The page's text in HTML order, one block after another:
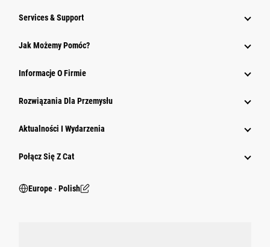
Services & Support
Jak Możemy Pomóc?
Informacje O Firmie
Rozwiązania Dla Przemysłu
Aktualności I Wydarzenia
Połącz Się Z Cat
Europe ‧ Polish